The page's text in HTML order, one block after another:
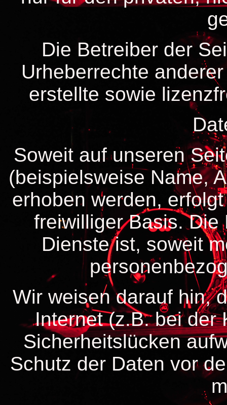
Die Betreiber der
Urheberrechte
erstellte sowie
Soweit auf unseren
(beispielsweise Name,
erhoben werden,
freiwilliger Basis. Die
Dienste ist, soweit
Wir weisen darauf hin,
Internet (z.B. bei der
Sicherheitslücken
Schutz der Daten vor